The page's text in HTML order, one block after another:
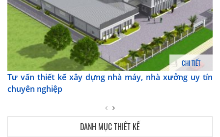
CHI TIẾT
Tư vấn thiết kế xây dựng nhà máy, nhà xưởng uy tín
chuyên nghiệp
DANH MỤC THIẾT KẾ